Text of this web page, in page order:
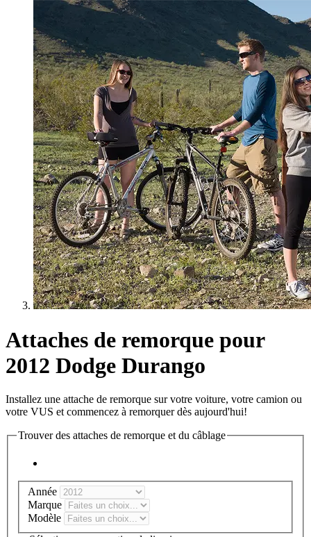
Attaches de remorque pour
2012 Dodge Durango
Installez une attache de remorque sur votre voiture, votre camion ou
votre VUS et commencez à remorquer dès aujourd'hui!
Trouver des attaches de remorque et du câblage
Année
Marque
Modèle